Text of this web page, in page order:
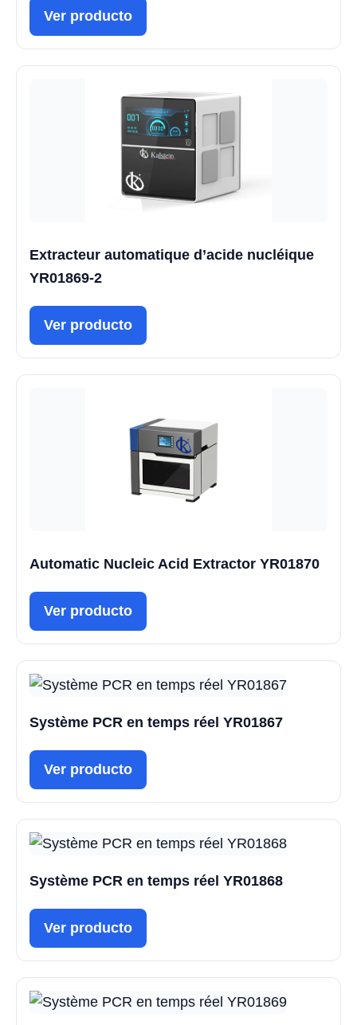
Ver producto
Extracteur automatique d’acide nucléique
YR01869-2
Ver producto
Automatic Nucleic Acid Extractor YR01870
Ver producto
Système PCR en temps réel YR01867
Ver producto
Système PCR en temps réel YR01868
Ver producto